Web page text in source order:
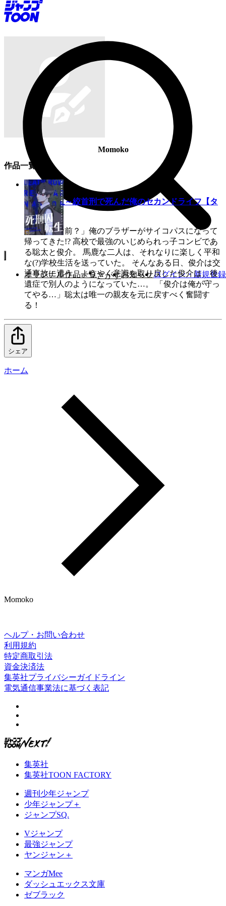
オリジナル作品一覧さがすお知らせログイン・新規登録
Momoko
作品一覧
完
死刑囚転生～絞首刑で死んだ俺のセカンドライフ【タ
テヨミ】
「…誰だお前？」俺のブラザーがサイコパスになって
帰ってきた!? 高校で最強のいじめられっ子コンビであ
る聡太と俊介。 馬鹿な二人は、それなりに楽しく平和
な(?)学校生活を送っていた。 そんなある日、俊介は交
通事故に遭う。ようやく意識を取り戻した俊介は、後
遺症で別人のようになっていた…。 「俊介は俺が守っ
てやる…」聡太は唯一の親友を元に戻すべく奮闘す
る！
シェア
ホーム
Momoko
ヘルプ・お問い合わせ
利用規約
特定商取引法
資金決済法
集英社プライバシーガイドライン
電気通信事業法に基づく表記
集英社
集英社TOON FACTORY
週刊少年ジャンプ
少年ジャンプ＋
ジャンプSQ.
Vジャンプ
最強ジャンプ
ヤンジャン＋
マンガMee
ダッシュエックス文庫
ゼブラック